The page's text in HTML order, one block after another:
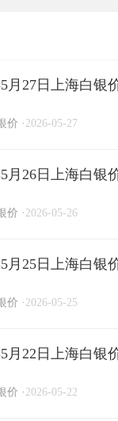
月27日上海白银
价 · 2026-05-27
月26日上海白银
价 · 2026-05-26
月25日上海白银
价 · 2026-05-25
月22日上海白银
价 · 2026-05-22